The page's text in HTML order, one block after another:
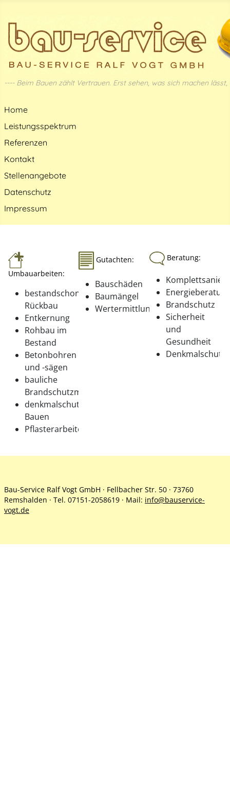
---- Beim Bauen zählt Vertrauen. Erst sehen, was sich machen
Home
Leistungsspektrum
Referenzen
Kontakt
Stellenangebote
Datenschutz
Impressum
Umbauarbeiten:
bestandschonender
Rückbau
Entkernung
Rohbau im
Bestand
Betonbohren
und -sägen
bauliche
Brandschutzmaßnahmen
denkmalschutzgerechtes
Bauen
Pflasterarbeiten
Gutachten:
Bauschäden
Baumängel
Wertermittlung
Beratung:
Brandschutz
Sicherheit
und
Gesundheit
Denkmalschutz
Bau-Service Ralf Vogt GmbH · Fellbacher Str. 50 · 73760
Remshalden · Tel. 07151-2058619 · Mail: info@bauservice-
vogt.de